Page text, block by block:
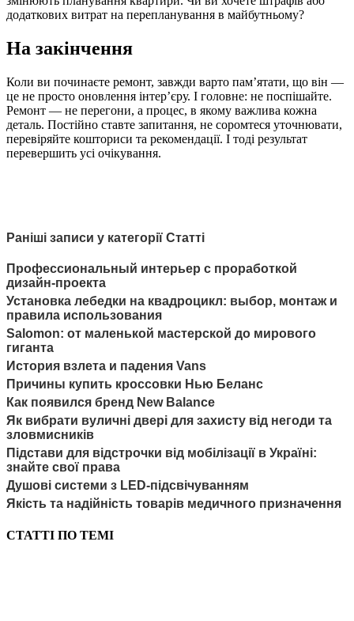
додаткових витрат на перепланування в майбутньому?
На закінчення
Коли ви починаєте ремонт, завжди варто пам’ятати, що він —
це не просто оновлення інтер’єру. І головне: не поспішайте.
Ремонт — не перегони, а процес, в якому важлива кожна
деталь. Постійно ставте запитання, не соромтеся уточнювати,
перевіряйте кошториси та рекомендації. І тоді результат
перевершить усі очікування.
Раніші записи у категорії Статті
Профессиональный интерьер с проработкой
дизайн-проекта
Установка лебедки на квадроцикл: выбор, монтаж и
правила использования
Salomon: от маленькой мастерской до мирового
гиганта
История взлета и падения Vans
Причины купить кроссовки Нью Беланс
Как появился бренд New Balance
Як вибрати вуличні двері для захисту від негоди та
зловмисників
Підстави для відстрочки від мобілізації в Україні:
знайте свої права
Душові системи з LED-підсвічуванням
Якість та надійність товарів медичного призначення
СТАТТІ ПО ТЕМІ